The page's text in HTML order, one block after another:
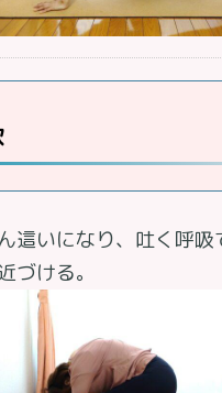
這いになり、吐く呼吸
づける。